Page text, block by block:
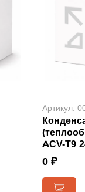
Артикул:
ACV-T9
0 ₽